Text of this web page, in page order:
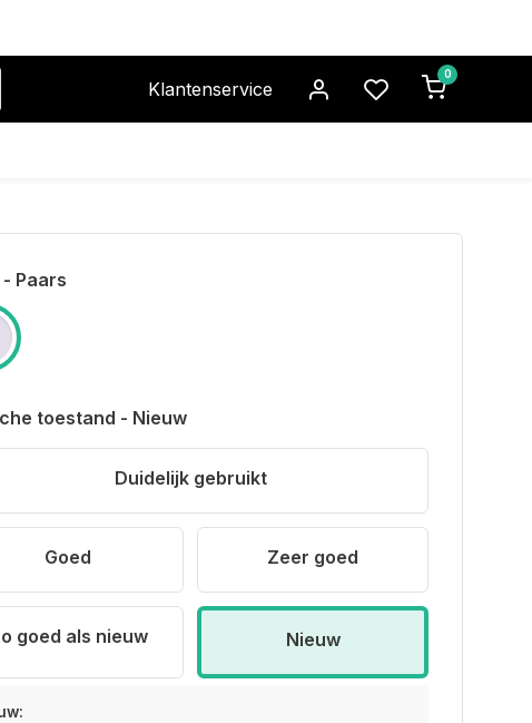
Klantenservice
0
Paars
toestand - Nieuw
Duidelijk gebruikt
Goed Zeer goed
goed als nieuw Nieuw